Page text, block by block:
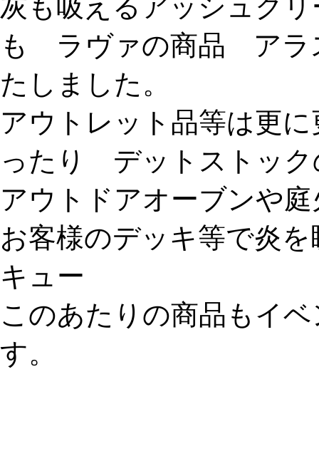
灰も吸えるアッシュク
も ラヴァの商品 アラ
たしました。
アウトレット品等は更
ったり デットストック
アウトドアオーブンや
お客様のデッキ等で炎
キュー
このあたりの商品もイ
す。